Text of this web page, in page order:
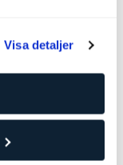
Visa detaljer